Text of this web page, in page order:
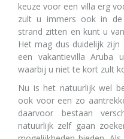
keuze voor een villa erg
zult u immers ook in de
strand zitten en kunt u
Het mag dus duidelijk
een vakantievilla Aruba
waarbij u niet te kort zult
Nu is het natuurlijk wel
ook voor een zo
daarvoor bestaan
natuurlijk zelf gaan